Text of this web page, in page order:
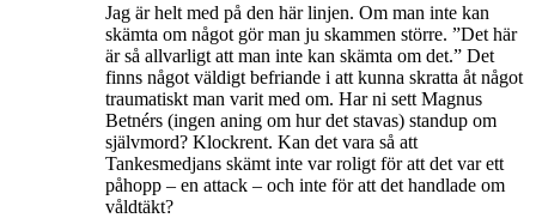
Jag är helt med på den här linjen. Om man inte kan
skämta om något gör man ju skammen större. ”Det här
är så allvarligt att man inte kan skämta om det.” Det
finns något väldigt befriande i att kunna skratta åt något
traumatiskt man varit med om. Har ni sett Magnus
Betnérs (ingen aning om hur det stavas) standup om
självmord? Klockrent. Kan det vara så att
Tankesmedjans skämt inte var roligt för att det var ett
påhopp – en attack – och inte för att det handlade om
våldtäkt?